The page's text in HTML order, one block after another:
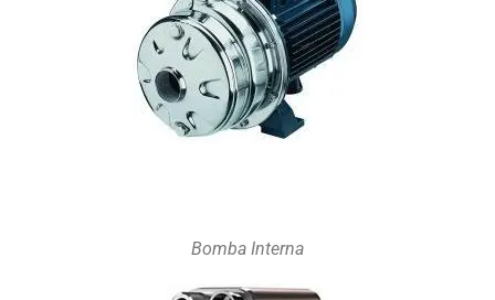
Bomba Interna